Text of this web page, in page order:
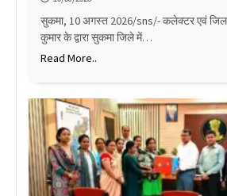
सुकमा, 10 अगस्त 2026/sns/- कलेक्टर एवं जिला
कुमार के द्वारा सुकमा जिले में…
Read More..